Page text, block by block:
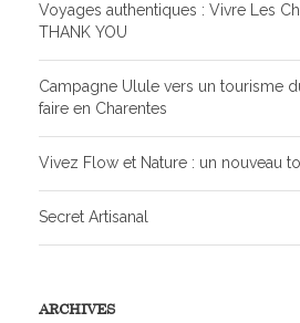
Voyages authentiques : Vivre Les
THANK YOU
Campagne Ulule vers un tourisme
faire en Charentes
Vivez Flow et Nature : un nouveau
Secret Artisanal
ARCHIVES